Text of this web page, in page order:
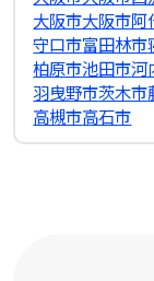
大阪市大阪市阿
守口市富田林市
柏原市池田市河
羽曳野市茨木市
高槻市高石市